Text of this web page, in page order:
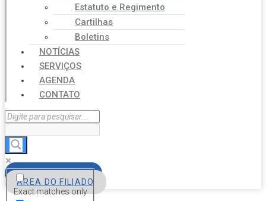
Estatuto e Regimento
Cartilhas
Boletins
NOTÍCIAS
SERVIÇOS
AGENDA
CONTATO
Exact matches only
ÁREA DO FILIADO